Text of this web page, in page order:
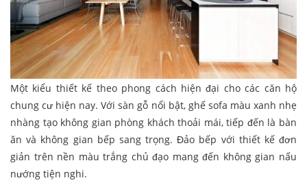
Một kiểu thiết kế theo phong cách hiện đại cho các căn hộ
chung cư hiện nay. Với sàn gỗ nổi bật, ghế sofa màu xanh nhẹ
nhàng tạo không gian phòng khách thoải mái, tiếp đến là bàn
ăn và không gian bếp sang trọng. Đảo bếp với thiết kế đơn
giản trên nền màu trắng chủ đạo mang đến không gian nấu
nướng tiện nghi.